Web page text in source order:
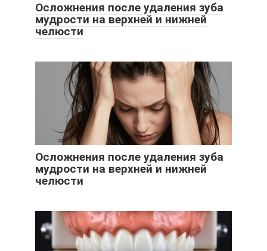
Осложнения после удаления зуба
мудрости на верхней и нижней
челюсти
Осложнения после удаления зуба
мудрости на верхней и нижней
челюсти